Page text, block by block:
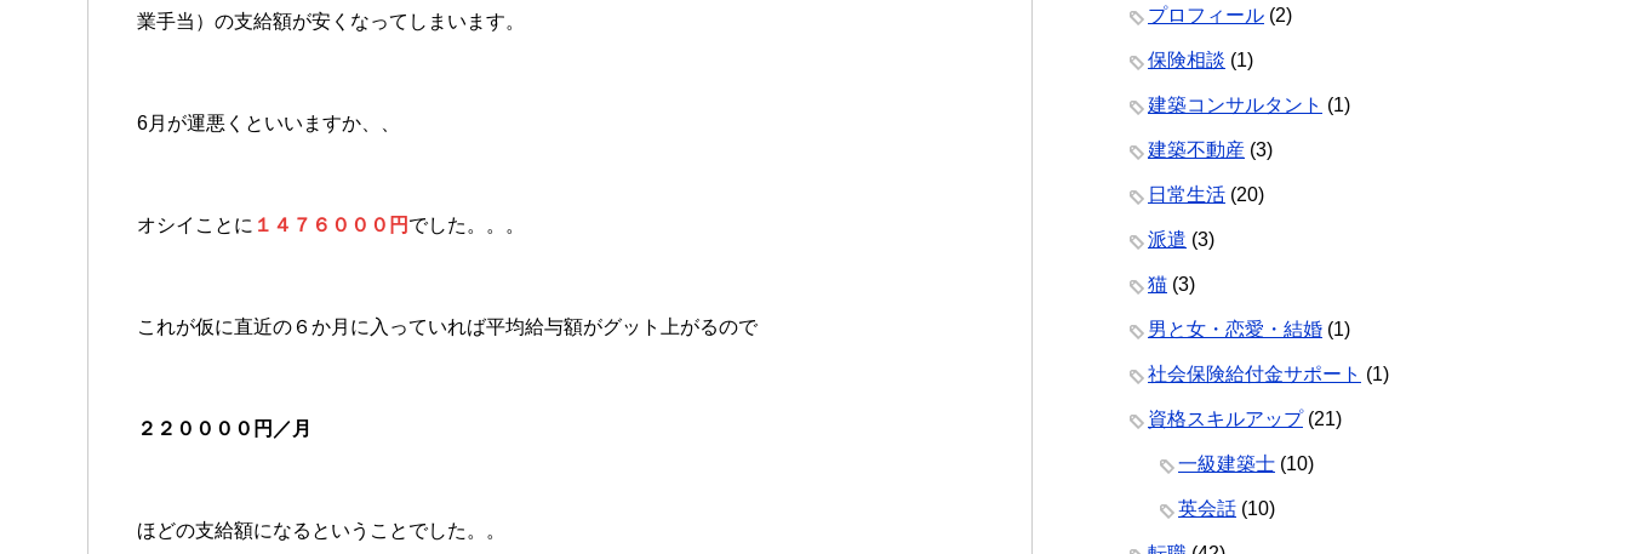
業手当）の支給額が安くなってしまいます。
6月が運悪くといいますか、、
オシイことに １４７６０００円 でした。。。
これが仮に直近の６か月に入っていれば平均給与額がグット上がるので
２２００００円／月
ほどの支給額になるということでした。。
プロフィール (2)
保険相談 (1)
建築コンサルタント (1)
建築不動産 (3)
日常生活 (20)
派遣 (3)
猫 (3)
男と女・恋愛・結婚 (1)
社会保険給付金サポート (1)
資格スキルアップ(21)
一級建築士 (10)
英会話 (10)